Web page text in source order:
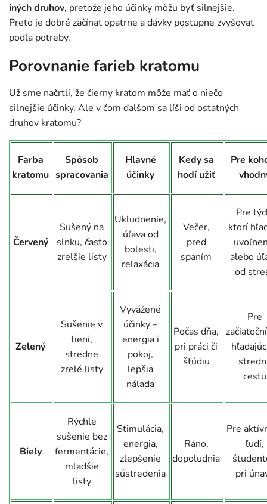
iných druhov, pretože jeho účinky môžu byť silnejšie.
Preto je dobré začínať opatrne a dávky postupne zvyšovať
podľa potreby.
Porovnanie farieb kratomu
Už sme načrtli, že čierny kratom môže mať o niečo
silnejšie účinky. Ale v čom ďalšom sa líši od ostatných
druhov kratomu?
Farba
kratomu
Spôsob
spracovania
Hlavné
účinky
Kedy sa
hodí užiť
Pre
Červený
Sušený na
slnku, často
zrelšie listy
Ukludnenie,
úľava od
bolesti,
relaxácia
Večer,
pred
spaním
Pre
ktorí
alebo
od
Zelený
Sušenie v
tieni,
stredne
zrelé listy
Vyvážené
účinky –
energia i
pokoj,
lepšia
nálada
Počas dňa,
pri práci či
štúdiu
Pre
cestu
Biely
Rýchle
sušenie bez
fermentácie,
mladšie
listy
Stimulácia,
energia,
zlepšenie
sústredenia
Ráno,
dopoludnia
Pre
ľudí,
pri